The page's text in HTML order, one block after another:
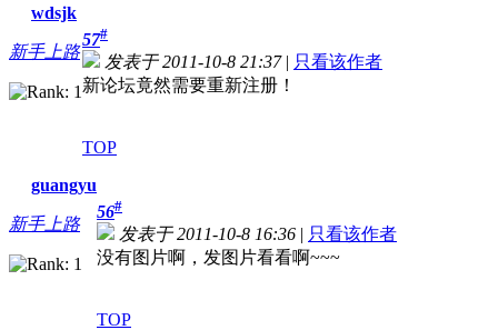
wdsjk
新手上路
57#
发表于 2011-10-8 21:37| 只看该作者
新论坛竟然需要重新注册！
TOP
guangyu
新手上路
56#
发表于 2011-10-8 16:36 | 只看该作者
没有图片啊，发图片看看啊~~~
TOP